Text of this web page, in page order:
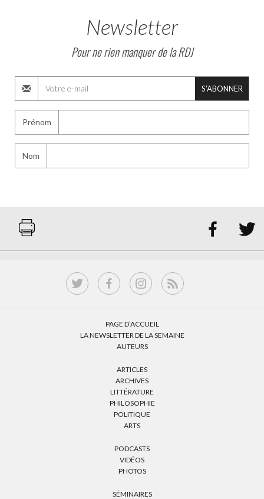
Newsletter
Pour ne rien manquer de la RDJ
S'ABONNER
Prénom
Nom
 
PAGE D’ACCUEIL
LA NEWSLETTER DE LA SEMAINE
AUTEURS
ARTICLES
ARCHIVES
LITTÉRATURE
PHILOSOPHIE
POLITIQUE
ARTS
PODCASTS
VIDÉOS
PHOTOS
SÉMINAIRES